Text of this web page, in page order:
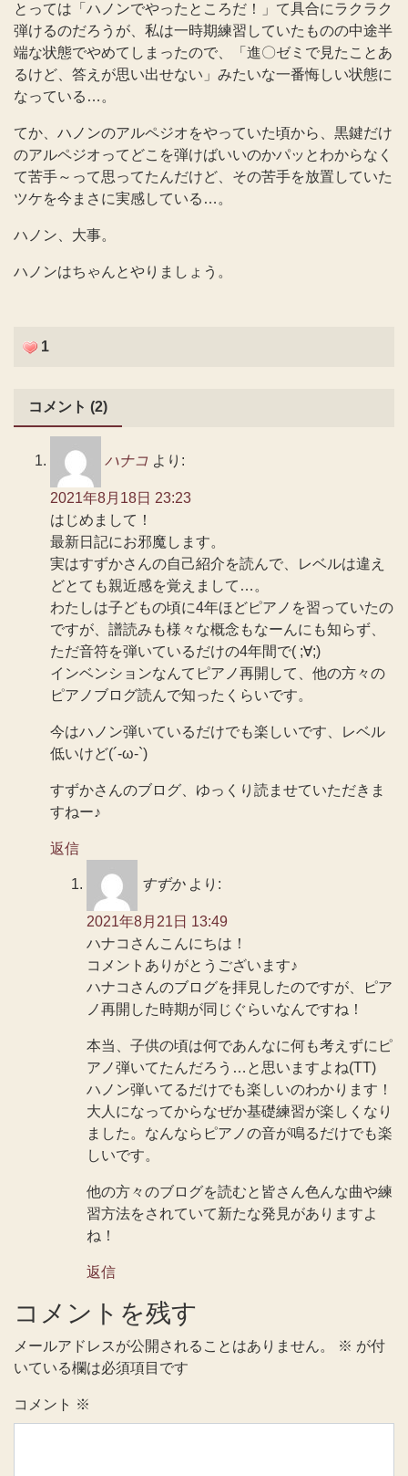
とっては「ハノンでやったところだ！」て具合にラクラク
弾けるのだろうが、私は一時期練習していたものの中途半
端な状態でやめてしまったので、「進〇ゼミで見たことあ
るけど、答えが思い出せない」みたいな一番悔しい状態に
なっている…。
てか、ハノンのアルペジオをやっていた頃から、黒鍵だけ
のアルペジオってどこを弾けばいいのかパッとわからなく
て苦手～って思ってたんだけど、その苦手を放置していた
ツケを今まさに実感している…。
ハノン、大事。
ハノンはちゃんとやりましょう。
1
コメント (2)
ハナコ より:
2021年8月18日 23:23
はじめまして！
最新日記にお邪魔します。
実はすずかさんの自己紹介を読んで、レベルは違え
どとても親近感を覚えまして…。
わたしは子どもの頃に4年ほどピアノを習っていたの
ですが、譜読みも様々な概念もなーんにも知らず、
ただ音符を弾いているだけの4年間で( ;∀;)
インベンションなんてピアノ再開して、他の方々の
ピアノブログ読んで知ったくらいです。
今はハノン弾いているだけでも楽しいです、レベル
低いけど(´-ω-`)
すずかさんのブログ、ゆっくり読ませていただきま
すねー♪
返信
すずか より:
2021年8月21日 13:49
ハナコさんこんにちは！
コメントありがとうございます♪
ハナコさんのブログを拝見したのですが、ピア
ノ再開した時期が同じぐらいなんですね！
本当、子供の頃は何であんなに何も考えずにピ
アノ弾いてたんだろう…と思いますよね(TT)
ハノン弾いてるだけでも楽しいのわかります！
大人になってからなぜか基礎練習が楽しくなり
ました。なんならピアノの音が鳴るだけでも楽
しいです。
他の方々のブログを読むと皆さん色んな曲や練
習方法をされていて新たな発見がありますよ
ね！
返信
コメントを残す
メールアドレスが公開されることはありません。 ※ が付
いている欄は必須項目です
コメント ※